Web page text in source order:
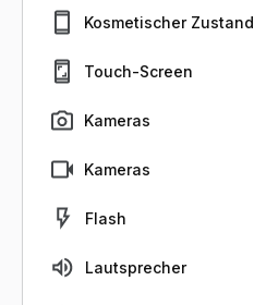
Kosmetischer Zustand
Touch-Screen
Kameras
Kameras
Flash
Lautsprecher